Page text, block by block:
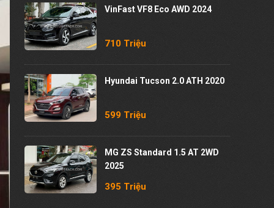
VinFast VF8 Eco AWD 2024
710 Triệu
Hyundai Tucson 2.0 ATH 2020
599 Triệu
MG ZS Standard 1.5 AT 2WD
2025
395 Triệu